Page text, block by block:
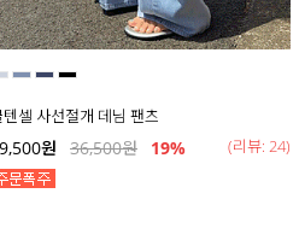
셀 사선절개 데님 팬츠
원 36,500원 19% (리뷰: 24)